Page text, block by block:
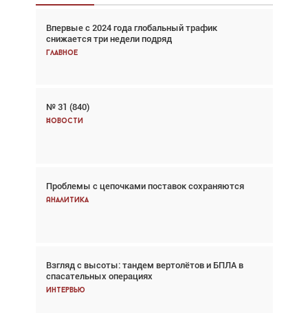
Впервые с 2024 года глобальный трафик
снижается три недели подряд
Главное
№ 31 (840)
Новости
Проблемы с цепочками поставок сохраняются
Аналитика
Взгляд с высоты: тандем вертолётов и БПЛА в
спасательных операциях
Интервью
Взгляд с высоты: тандем вертолётов и БПЛА в
спасательных операциях
Главное
Авиационный фотограф Дэйв Кох: «Фотография
говорит сама за себя... а ИИ всё портит»
Впервые с 2024 года глобальный трафик
снижается три недели подряд
Частный самолёт – это актив. Подходите к
покупке соответствующим образом
Интервью